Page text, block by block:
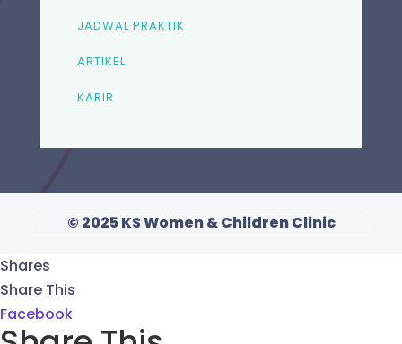
JADWAL PRAKTIK
ARTIKEL
KARIR
© 2025 KS Women & Children Clinic
Shares
Share This
Facebook